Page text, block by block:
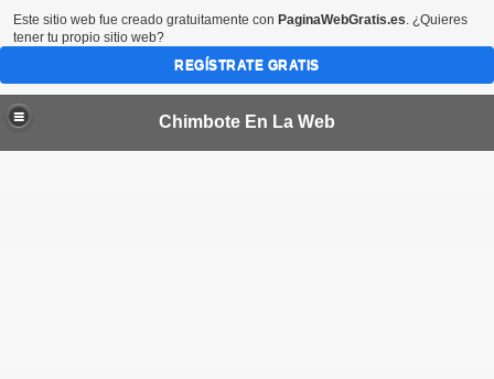
Chimbote En La Web
Este sitio web fue creado gratuitamente con PaginaWebGratis.es. ¿Quieres
tener tu propio sitio web?
REGÍSTRATE GRATIS